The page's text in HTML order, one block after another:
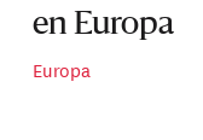
en Europa
Europa